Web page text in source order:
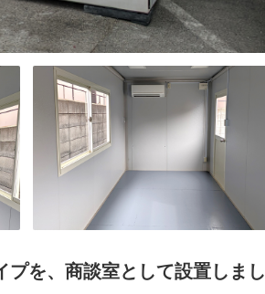
を、商談室として設置しまし